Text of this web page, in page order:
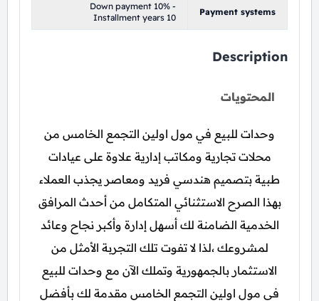
Payment systems
Down payment 10% -
Installment years 10
Description
المحتويات
وحدات للبيع في مول اولين التجمع الخامس من
محلات تجارية ومكاتب إدارية علاوة على عيادات
طبية بتصميم هندسي فريد ومعاصر يجذب العملاء
بهذا الصرح الاستثنائي المتكامل من أحدث المرافق
الخدمية الضامنة لك أسهل إدارة وأكبر نجاح وعائد
لمشروعك ،لذا لا تفوت تلك التجربة الأمثل من
الاستثمار بالجمهورية وتملك الآن مع وحدات للبيع
في مول اولين التجمع الخامس مقدمة لك بأفضل